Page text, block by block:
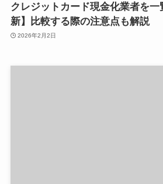
クレジットカード現金化業者を一
新】比較する際の注意点も解説
2026年2月2日